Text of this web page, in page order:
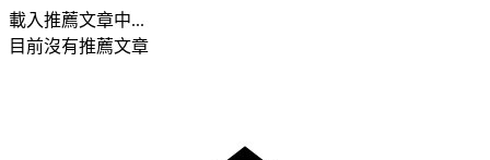
載入推薦文章中...
目前沒有推薦文章